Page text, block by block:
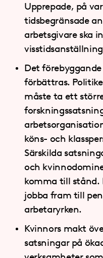
Upprepade, på
tidsbegränsade
arbetsgivare ska
Det
förbättras.
måste ta ett
köns- och
Särskilda
och
komma till
jobba fram till
arbetaryrken.
Kvinnors makt
satsningar på